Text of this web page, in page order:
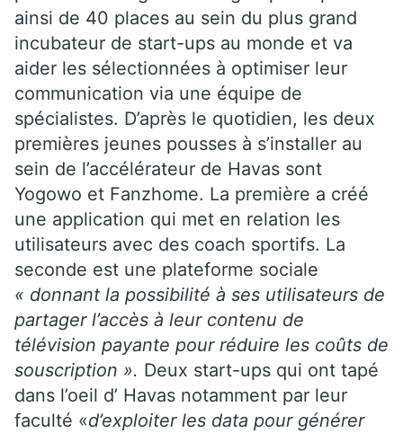
ainsi de 40 places au sein du plus grand
incubateur de start-ups au monde et va
aider les sélectionnées à optimiser leur
communication via une équipe de
spécialistes. D’après le quotidien, les deux
premières jeunes pousses à s’installer au
sein de l’accélérateur de Havas sont
Yogowo et Fanzhome. La première a créé
une application qui met en relation les
utilisateurs avec des coach sportifs. La
seconde est une plateforme sociale
« donnant la possibilité à ses utilisateurs de
partager l’accès à leur contenu de
télévision payante pour réduire les coûts de
souscription ». Deux start-ups qui ont tapé
dans l’oeil d’ Havas notamment par leur
faculté «d’exploiter les data pour générer